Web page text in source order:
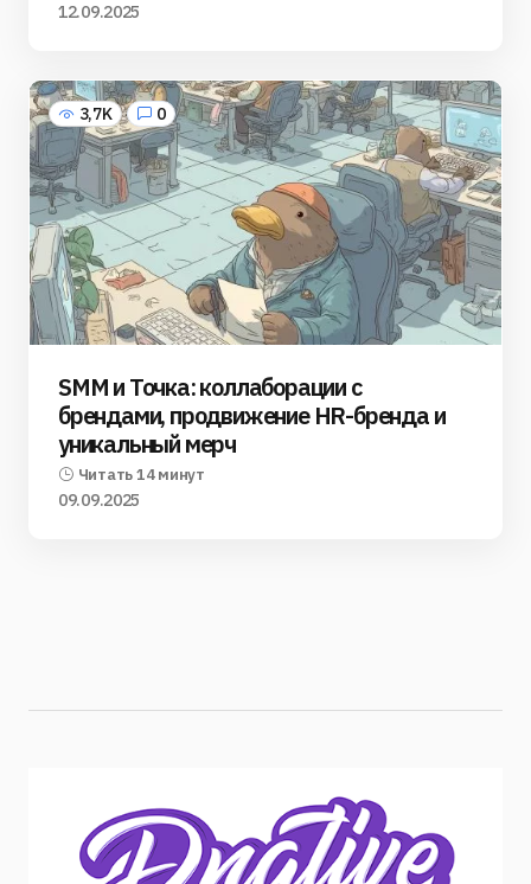
12.09.2025
3,7K 0
SMM и Точка: коллаборации с
брендами, продвижение HR-бренда и
уникальный мерч
Читать 14 минут
09.09.2025